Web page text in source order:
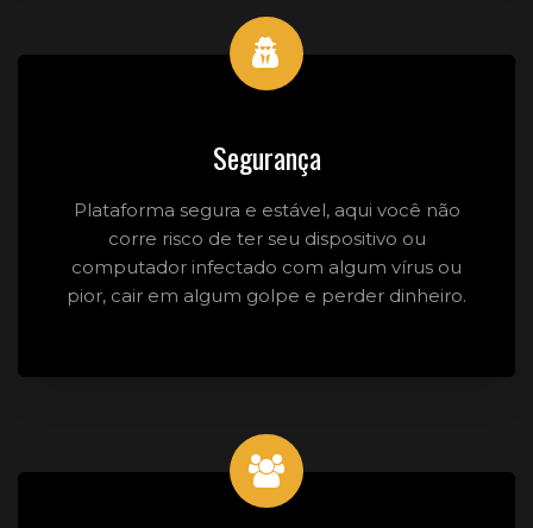
Segurança
Plataforma segura e estável, aqui você não
corre risco de ter seu dispositivo ou
computador infectado com algum vírus ou
pior, cair em algum golpe e perder dinheiro.